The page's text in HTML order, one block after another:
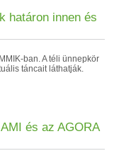
határon innen és
ban. A téli ünnepkör
táncait láthatják.
és az AGORA